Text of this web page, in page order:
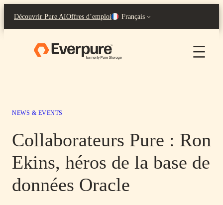
contenu
Découvrir Pure AIOffres d’emploi Français
NEWS & EVENTS
Collaborateurs Pure : Ron
Ekins, héros de la base de
données Oracle